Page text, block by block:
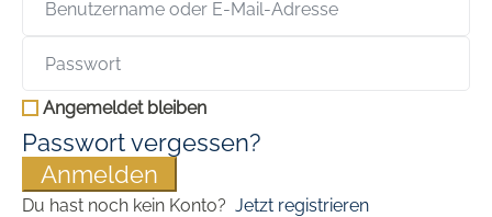
Angemeldet bleiben
Passwort vergessen?
Anmelden
Du hast noch kein Konto? Jetzt registrieren